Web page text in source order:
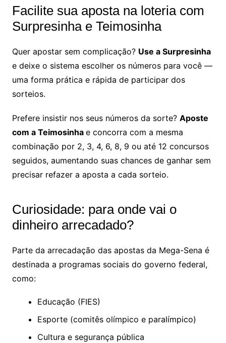
Facilite sua aposta na loteria com
Surpresinha e Teimosinha
Quer apostar sem complicação? Use a Surpresinha
e deixe o sistema escolher os números para você —
uma forma prática e rápida de participar dos
sorteios.
Prefere insistir nos seus números da sorte? Aposte
com a Teimosinha e concorra com a mesma
combinação por 2, 3, 4, 6, 8, 9 ou até 12 concursos
seguidos, aumentando suas chances de ganhar sem
precisar refazer a aposta a cada sorteio.
Curiosidade: para onde vai o
dinheiro arrecadado?
Parte da arrecadação das apostas da Mega-Sena é
destinada a programas sociais do governo federal,
como:
Educação (FIES)
Esporte (comitês olímpico e paralímpico)
Cultura e segurança pública